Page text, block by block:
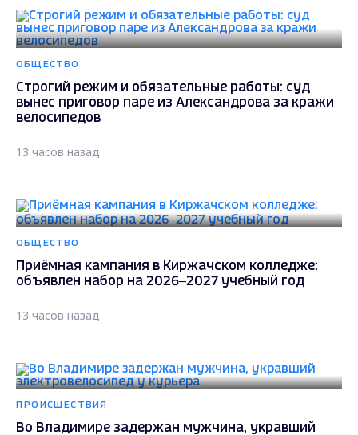
ОБЩЕСТВО
Строгий режим и обязательные работы: суд
вынес приговор паре из Александрова за кражи
велосипедов
13 часов назад
ОБЩЕСТВО
Приёмная кампания в Киржачском колледже:
объявлен набор на 2026–2027 учебный год
13 часов назад
ПРОИСШЕСТВИЯ
Во Владимире задержан мужчина, укравший